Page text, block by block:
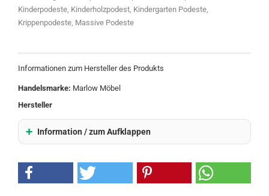
Kinderpodeste, Kinderholzpodest, Kindergarten Podeste,
Krippenpodeste, Massive Podeste
Informationen zum Hersteller des Produkts
Handelsmarke: Marlow Möbel
Hersteller
Information / zum Aufklappen